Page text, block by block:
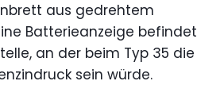
aus gedrehtem
Batterieanzeige befindet
an der beim Typ 35 die
sein würde.